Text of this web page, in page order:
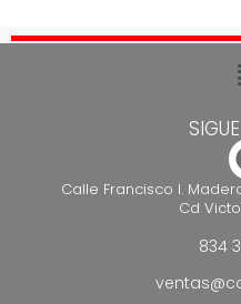
Calle Francisco I.
Cd
834